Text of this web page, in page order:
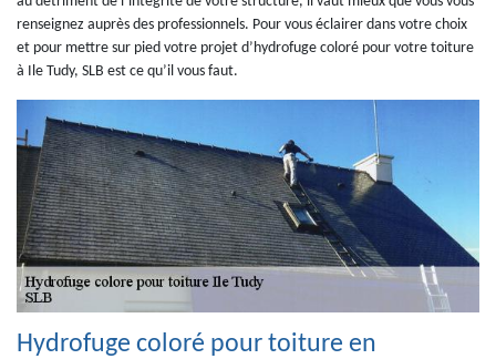
renseignez auprès des professionnels. Pour vous éclairer dans votre choix
et pour mettre sur pied votre projet d’hydrofuge coloré pour votre toiture
à Ile Tudy, SLB est ce qu’il vous faut.
Hydrofuge coloré pour toiture en